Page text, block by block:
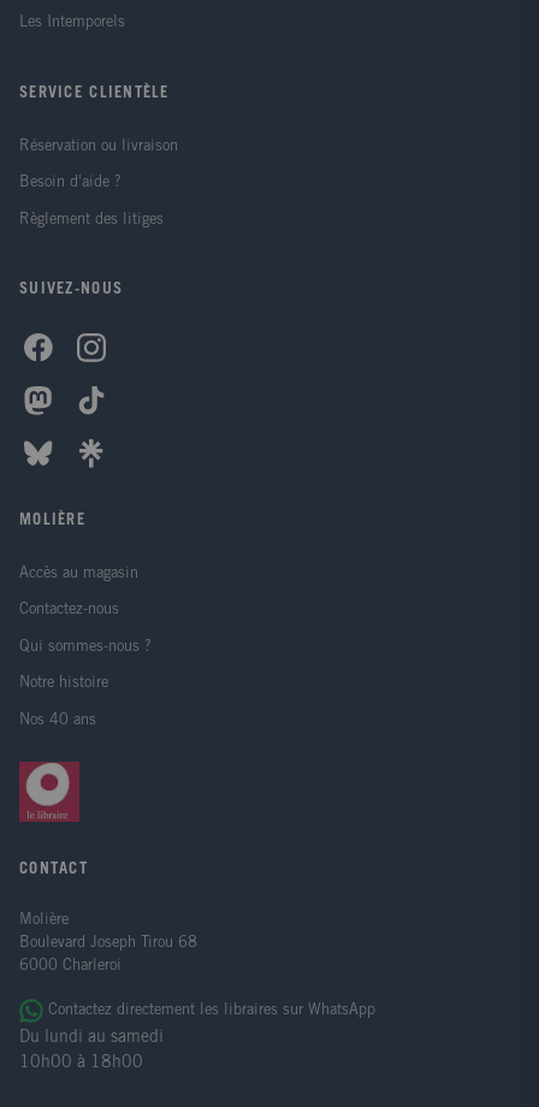
Les Intemporels
SERVICE CLIENTÈLE
Réservation ou livraison
Besoin d'aide ?
Règlement des litiges
SUIVEZ-NOUS
MOLIÈRE
Accès au magasin
Contactez-nous
Qui sommes-nous ?
Notre histoire
Nos 40 ans
CONTACT
Molière
Boulevard Joseph Tirou 68
6000 Charleroi
Contactez directement les libraires sur WhatsApp
Du lundi au samedi
10h00 à 18h00